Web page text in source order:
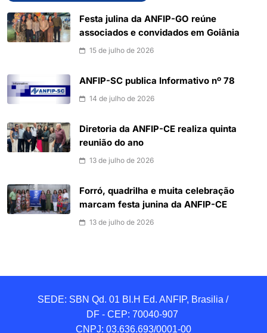
Festa julina da ANFIP-GO reúne
associados e convidados em Goiânia
15 de julho de 2026
ANFIP-SC publica Informativo nº 78
14 de julho de 2026
Diretoria da ANFIP-CE realiza quinta
reunião do ano
13 de julho de 2026
Forró, quadrilha e muita celebração
marcam festa junina da ANFIP-CE
13 de julho de 2026
SEDE: SBN Qd. 01 BI.H Ed. ANFIP, Brasilia /
DF - CEP: 70040-907
CNPJ: 03.636.693/0001-00